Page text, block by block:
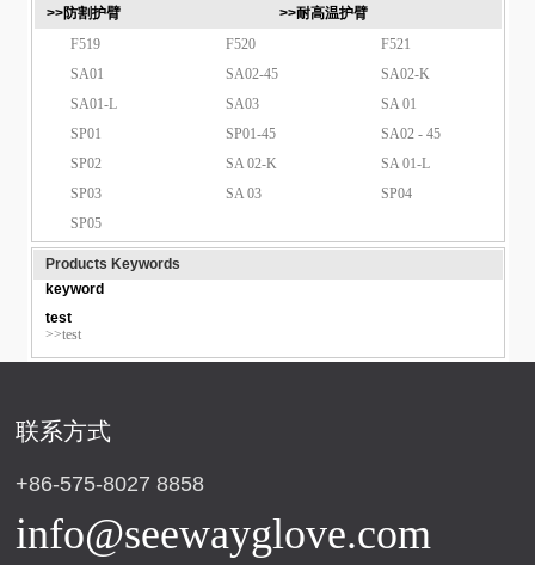
>>防割护臂
>>耐高温护臂
F519
F520
F521
SA01
SA02-45
SA02-K
SA01-L
SA03
SA 01
SP01
SP01-45
SA02 - 45
SP02
SA 02-K
SA 01-L
SP03
SA 03
SP04
SP05
Products Keywords
keyword
test
>>test
联系方式
+86-575-8027 8858
info@seewayglove.com